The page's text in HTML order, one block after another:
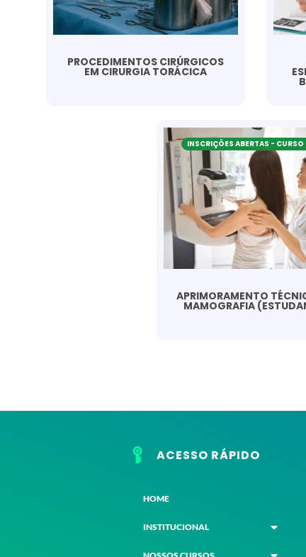
PROCEDIMENTOS CIRÚRGICOS
EM CIRURGIA TORÁCICA
INSCRIÇÕES ABERTAS -
APRIMORAMENTO
MAMOGRAFIA
ACESSO RÁPIDO
HOME
INSTITUCIONAL